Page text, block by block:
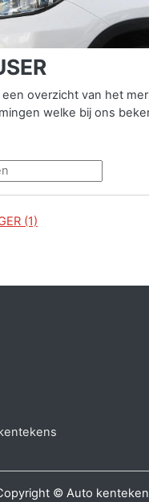
overzicht van het
welke bij ons
(1)
© Auto kenteken